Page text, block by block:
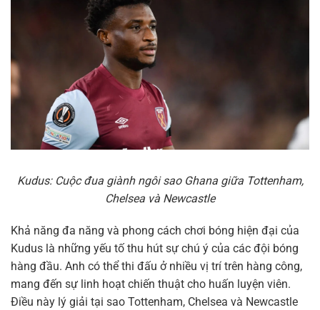
Kudus: Cuộc đua giành ngôi sao Ghana giữa Tottenham,
Chelsea và Newcastle
Khả năng đa năng và phong cách chơi bóng hiện đại của
Kudus là những yếu tố thu hút sự chú ý của các đội bóng
hàng đầu. Anh có thể thi đấu ở nhiều vị trí trên hàng công,
mang đến sự linh hoạt chiến thuật cho huấn luyện viên.
Điều này lý giải tại sao Tottenham, Chelsea và Newcastle